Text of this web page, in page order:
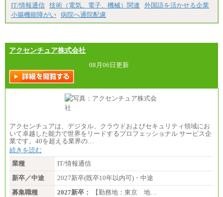
・試用期間中も給与変更なし
IT/情報通信 技術（電気、電子、機械）関連
外国語を活かせる企業
小腸機能障がい 病院へ通院配慮
アクセンチュア株式会社
08月06日更新
アクセンチュアは、デジタル、クラウドおよびセキュリティ領域にお
いて卓越した能力で世界をリードするプロフェッショナル サービス企
業です。40を超える業界の…
続きを読む
業種
IT/情報通信
新卒／中途
2027新卒(既卒10年以内可)・中途
募集職種
2027新卒：
【勤務地：東京 地…